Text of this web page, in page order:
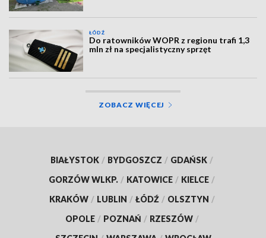
ŁÓDŹ
Do ratowników WOPR z regionu trafi 1,3
mln zł na specjalistyczny sprzęt
ZOBACZ WIĘCEJ
BIAŁYSTOK / BYDGOSZCZ / GDAŃSK /
GORZÓW WLKP. / KATOWICE / KIELCE /
KRAKÓW / LUBLIN / ŁÓDŹ / OLSZTYN /
OPOLE / POZNAŃ / RZESZÓW /